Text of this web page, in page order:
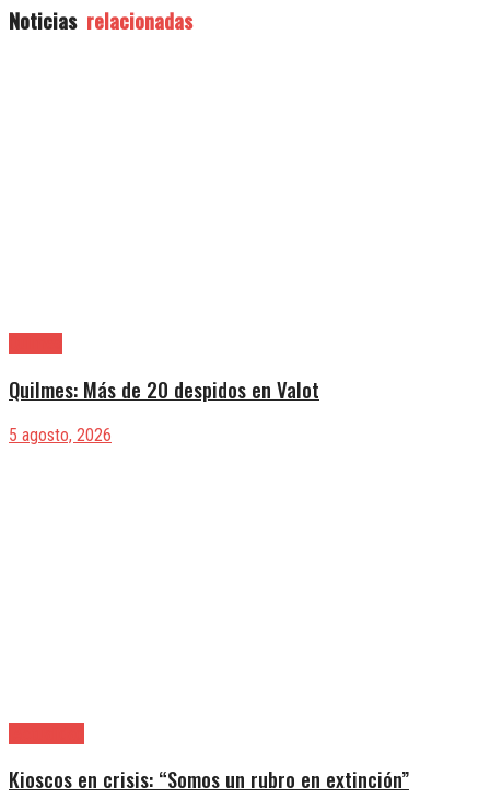
Noticias relacionadas
Quilmes: Más de 20 despidos en Valot
5 agosto, 2026
Kioscos en crisis: “Somos un rubro en extinción”